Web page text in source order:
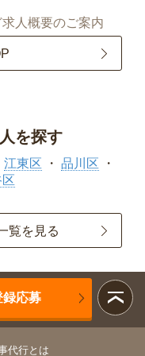
人概要のご案内
を探す
江東区
品川区
覧を見る
録応募
代行とは